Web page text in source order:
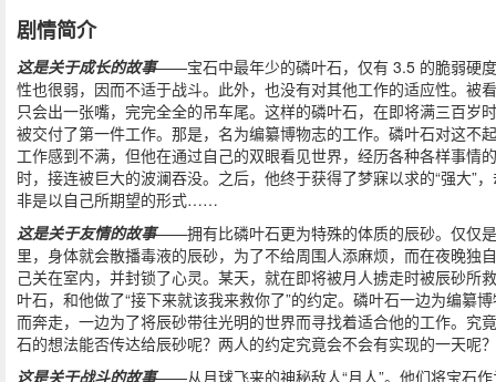
剧情简介
这是关于成长的故事——宝石中最年少的磷叶石，仅有 3.5 的脆弱硬
性也很弱，因而不适于战斗。此外，也没有对其他工作的适应性。被
只会出一张嘴，完完全全的吊车尾。这样的磷叶石，在即将满三百岁
被交付了第一件工作。那是，名为编纂博物志的工作。磷叶石对这不
工作感到不满，但他在通过自己的双眼看见世界，经历各种各样事情
时，接连被巨大的波澜吞没。之后，他终于获得了梦寐以求的“强大”
非是以自己所期望的形式……
这是关于友情的故事——拥有比磷叶石更为特殊的体质的辰砂。仅仅
里，身体就会散播毒液的辰砂，为了不给周围人添麻烦，而在夜晚独
己关在室内，并封锁了心灵。某天，就在即将被月人掳走时被辰砂所
叶石，和他做了“接下来就该我来救你了”的约定。磷叶石一边为编纂
而奔走，一边为了将辰砂带往光明的世界而寻找着适合他的工作。究
石的想法能否传达给辰砂呢？两人的约定究竟会不会有实现的一天呢？
这是关于战斗的故事——从月球飞来的神秘敌人“月人”。他们将宝石